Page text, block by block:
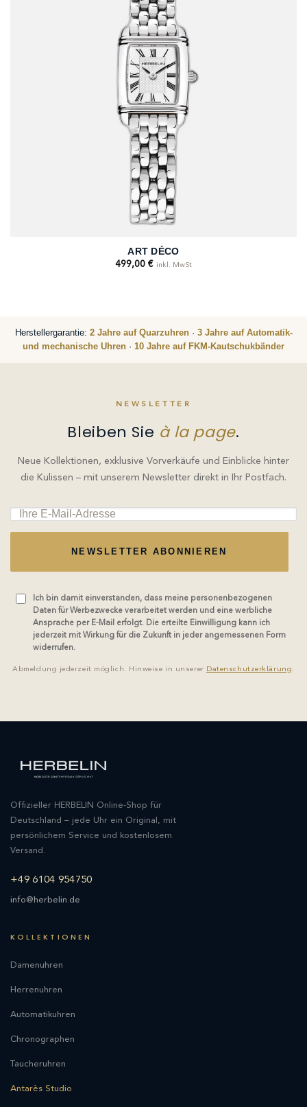
ART DÉCO
499,00 € inkl. MwSt
Herstellergarantie: 2 Jahre auf Quarzuhren· 3 Jahre auf Automatik-
und mechanische Uhren · 10 Jahre auf FKM-Kautschukbänder
NEWSLETTER
Bleiben Sie à la page.
Neue Kollektionen, exklusive Vorverkäufe und Einblicke hinter
die Kulissen – mit unserem Newsletter direkt in Ihr Postfach.
NEWSLETTER ABONNIEREN
Ich bin damit einverstanden, dass meine personenbezogenen
Daten für Werbezwecke verarbeitet werden und eine werbliche
Ansprache per E-Mail erfolgt. Die erteilte Einwilligung kann ich
jederzeit mit Wirkung für die Zukunft in jeder angemessenen Form
widerrufen.
Abmeldung jederzeit möglich. Hinweise in unserer Datenschutzerklärung.
Offizieller HERBELIN Online-Shop für
Deutschland – jede Uhr ein Original, mit
persönlichem Service und kostenlosem
Versand.
+49 6104 954750
info@herbelin.de
KOLLEKTIONEN
Damenuhren
Herrenuhren
Automatikuhren
Chronographen
Taucheruhren
Antarès Studio